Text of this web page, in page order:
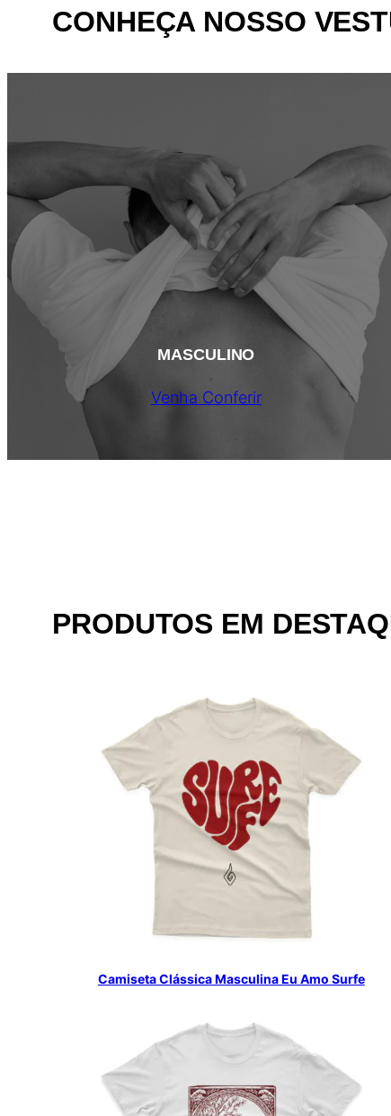
CONHEÇA NOSSO
MASCULINO
Venha Conferir
PRODUTOS EM
Camiseta Clássica Masculina Eu Amo Surfe